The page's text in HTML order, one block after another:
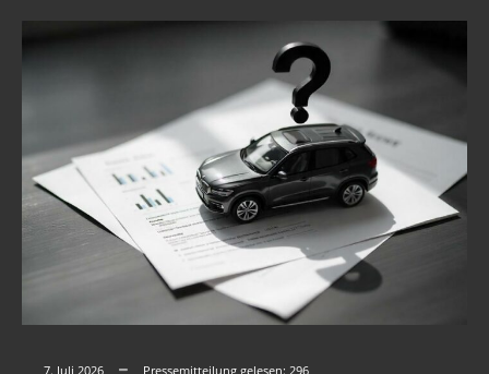
7. Juli 2026 Pressemitteilung gelesen: 296